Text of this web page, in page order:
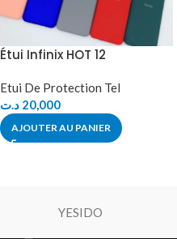
Étui Infinix HOT 12
Etui De Protection Tel
20,000 د.ت
AJOUTER AU PANIER
YESIDO